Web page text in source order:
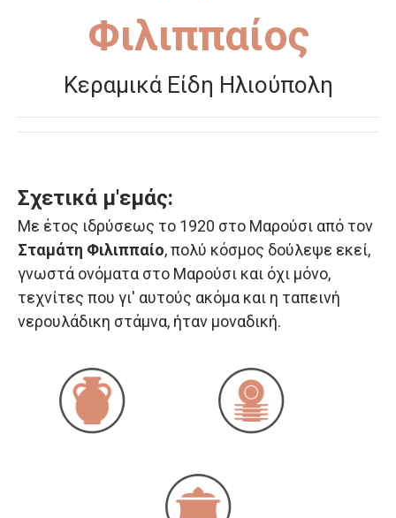
Φιλιππαίος
Κεραμικά Είδη Ηλιούπολη
Σχετικά μ'εμάς:
Με έτος ιδρύσεως το 1920 στο Μαρούσι από τον
Σταμάτη Φιλιππαίο, πολύ κόσμος δούλεψε εκεί,
γνωστά ονόματα στο Μαρούσι και όχι μόνο,
τεχνίτες που γι' αυτούς ακόμα και η ταπεινή
νερουλάδικη στάμνα, ήταν μοναδική.